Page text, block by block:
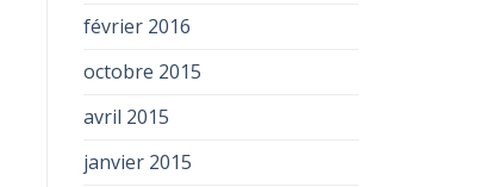
février 2016
octobre 2015
avril 2015
janvier 2015